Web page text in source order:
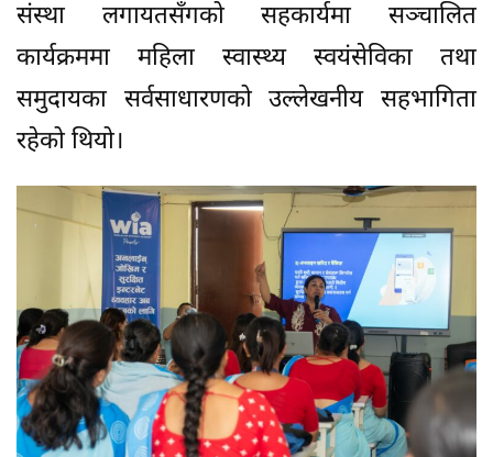
संस्था लगायतसँगको सहकार्यमा सञ्चालित
कार्यक्रममा महिला स्वास्थ्य स्वयंसेविका तथा
समुदायका सर्वसाधारणको उल्लेखनीय सहभागिता
रहेको थियो।